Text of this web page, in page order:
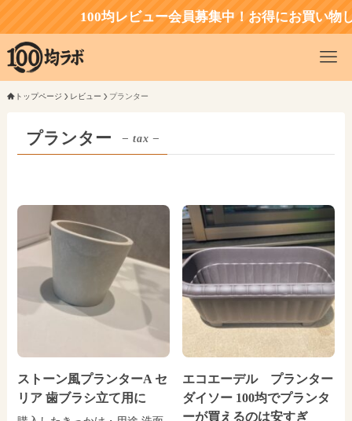
100均レビュー会員募集中！お得にお買い物
トップページ レビュー プランター
プランター – tax –
ストーン風プランターA セ
リア 歯ブラシ立て用に
エコエーデル プランター
ダイソー 100均でプランタ
ーが買えるのは安すぎ